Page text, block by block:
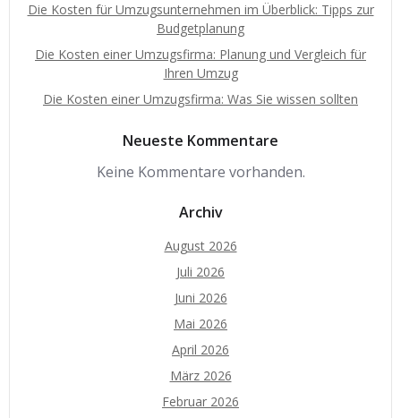
Die Kosten für Umzugsunternehmen im Überblick: Tipps zur
Budgetplanung
Die Kosten einer Umzugsfirma: Planung und Vergleich für
Ihren Umzug
Die Kosten einer Umzugsfirma: Was Sie wissen sollten
Neueste Kommentare
Keine Kommentare vorhanden.
Archiv
August 2026
Juli 2026
Juni 2026
Mai 2026
April 2026
März 2026
Februar 2026